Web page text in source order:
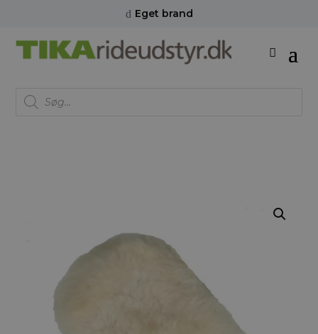
d Eget brand
Products
search